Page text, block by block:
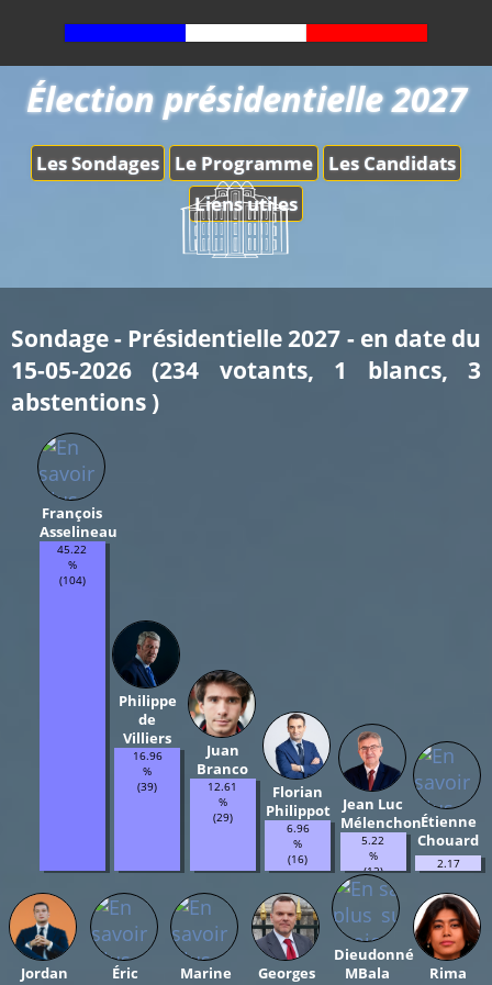
Les Sondages Le Programme
Les Candidats
Liens utiles
Élection présidentielle 2027
Sondage - Présidentielle 2027 - en date du
15-05-2026 (234 votants, 1 blancs, 3
abstentions )
François
Asselineau
45.22
%
(104)
Philippe
de
Villiers
16.96
%
(39)
Juan
Branco
12.61
%
(29)
Florian
Philippot
6.96
%
(16)
Jean Luc
Mélenchon
5.22
%
(12)
Étienne
Chouard
2.17
%
(5)
Jordan
Éric
Marine
Georges
Dieudonné
MBala
Rima